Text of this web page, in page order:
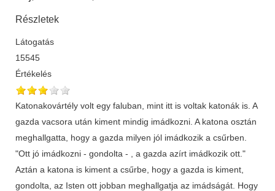
Részletek
Látogatás
15545
Értékelés
Katonakovártély volt egy faluban, mint itt is voltak katonák is. A
gazda vacsora után kiment mindig imádkozni. A katona osztán
meghallgatta, hogy a gazda milyen jól imádkozik a csűrben.
"Ott jó imádkozni - gondolta - , a gazda azírt imádkozik ott."
Aztán a katona is kiment a csűrbe, hogy a gazda is kiment,
gondolta, az Isten ott jobban meghallgatja az imádságát. Hogy